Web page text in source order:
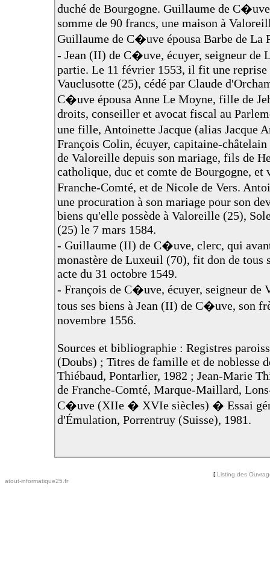
duché de Bourgogne. Guillaume de
somme de 90 francs, une maison à
Guillaume de C�uve épousa Barbe de
- Jean (II) de C�uve, écuyer, seigneur de
partie. Le 11 février 1553, il fit une
Vauclusotte (25), cédé par Claude
C�uve épousa Anne Le Moyne, fille de
droits, conseiller et avocat fiscal au
une fille, Antoinette Jacque (alias Jacque
François Colin, écuyer, capitaine-
de Valoreille depuis son mariage, fils de
catholique, duc et comte de Bourgogne, et
Franche-Comté, et de Nicole de Vers.
une procuration à son mariage pour son
biens qu'elle possède à Valoreille (25),
(25) le 7 mars 1584.
- Guillaume (II) de C�uve, clerc, qui
monastère de Luxeuil (70), fit don de tous
acte du 31 octobre 1549.
- François de C�uve, écuyer, seigneur de
tous ses biens à Jean (II) de C�uve, son
novembre 1556.
Sources et bibliographie : Registres
(Doubs) ; Titres de famille et de noblesse
Thiébaud, Pontarlier, 1982 ; Jean-Marie
de Franche-Comté, Marque-Maillard,
C�uve (XIIe � XVIe siècles) � Essai
d'Émulation, Porrentruy (Suisse), 1981.
[ Listing des
atout-informatique25.fr